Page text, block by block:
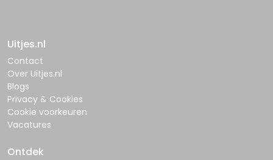
Uitjes.nl
Contact
Over Uitjes.nl
Blogs
Privacy & Cookies
Cookie voorkeuren
Vacatures
Ontdek